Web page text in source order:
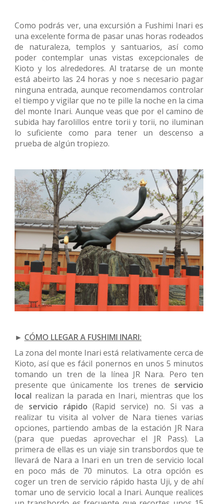
Como podrás ver, una excursión a Fushimi Inari es
una excelente forma de pasar unas horas rodeados
de naturaleza, templos y santuarios, así como
poder contemplar unas vistas excepcionales de
Kioto y los alrededores. Al tratarse de un monte
está abeirto las 24 horas y noe s necesario pagar
ninguna entrada, aunque recomendamos controlar
el tiempo y vigilar que no te pille la noche en la cima
del monte Inari. Aunque veas que por el camino de
subida hay farolillos entre torii y torii, no iluminan
lo suficiente como para tener un descenso a
prueba de algún tropiezo.
► CÓMO LLEGAR A FUSHIMI INARI:
La zona del monte Inari está relativamente cerca de
Kioto, así que es fácil ponernos en unos 5 minutos
tomando un tren de la línea JR Nara. Pero ten
presente que únicamente los trenes de servicio
local realizan la parada en Inari, mientras que los
de servicio rápido (Rapid service) no. Si vas a
realizar tu visita al volver de Nara tienes varias
opciones, partiendo ambas de la estación JR Nara
(para que puedas aprovechar el JR Pass). La
primera de ellas es un viaje sin transbordos que te
llevará de Nara a Inari en un tren de servicio local
en poco más de 70 minutos. La otra opción es
coger un tren de servicio rápido hasta Uji, y de ahí
tomar uno de servicio local a Inari. Aunque realices